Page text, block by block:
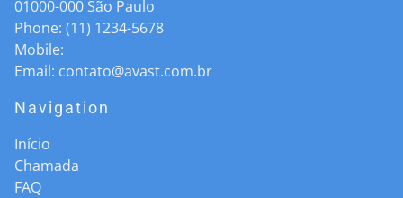
01000-000 São Paulo
Phone: (11) 1234-5678
Mobile:
Email: contato@avast.com.br
Navigation
Início
Chamada
FAQ